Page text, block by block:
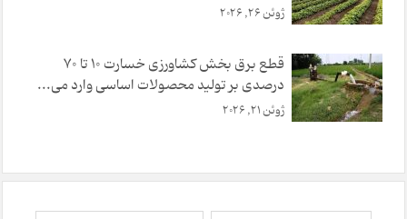
ژوئن 26, 2026
قطع برق بخش کشاورزی خسارت ۱۰ تا ۷۰
درصدی بر تولید محصولات اساسی وارد می‌...
ژوئن 21, 2026